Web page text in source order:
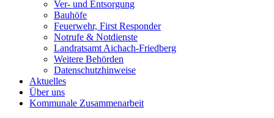
Ver- und Entsorgung
Bauhöfe
Feuerwehr, First Responder
Notrufe & Notdienste
Landratsamt Aichach-Friedberg
Weitere Behörden
Datenschutzhinweise
Aktuelles
Über uns
Kommunale Zusammenarbeit